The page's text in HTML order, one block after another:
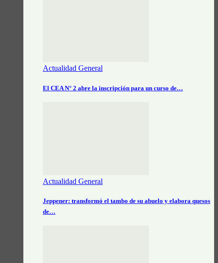
Actualidad General
El CEA N° 2 abre la inscripción para un curso de…
Actualidad General
Jeppener: transformó el tambo de su abuelo y elabora quesos
de…